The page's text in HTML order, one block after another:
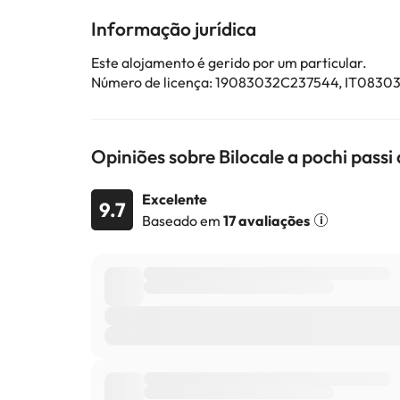
sujeitas a alterações por parte do alojamento. Se
Informação jurídica
Este alojamento é gerido por um particular.
Número de licença: 19083032C237544,
Opiniões sobre Bilocale a pochi passi
9.7
Excelente
Baseado em 17 avaliações